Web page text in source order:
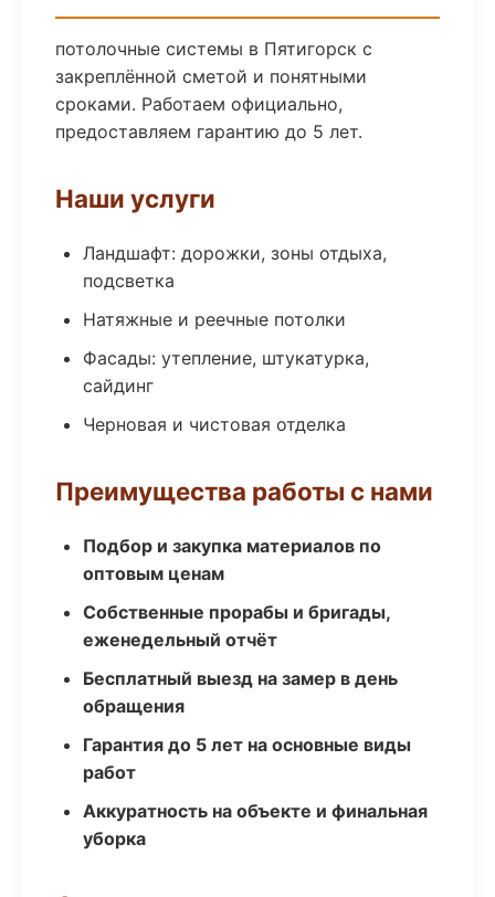
потолочные системы в Пятигорск с
закреплённой сметой и понятными
сроками. Работаем официально,
предоставляем гарантию до 5 лет.
Наши услуги
Ландшафт: дорожки, зоны отдыха,
подсветка
Натяжные и реечные потолки
Фасады: утепление, штукатурка,
сайдинг
Черновая и чистовая отделка
Преимущества работы с нами
Подбор и закупка материалов по
оптовым ценам
Собственные прорабы и бригады,
еженедельный отчёт
Бесплатный выезд на замер в день
обращения
Гарантия до 5 лет на основные виды
работ
Аккуратность на объекте и финальная
уборка